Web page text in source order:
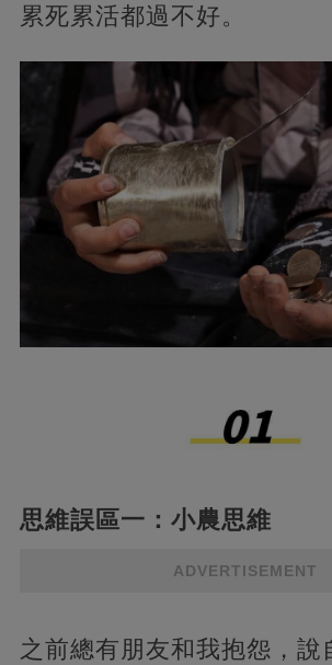
累死累活都過不好。
思維誤區一：小農思維
ADVERTISEMENT
之前總有朋友和我抱怨，說